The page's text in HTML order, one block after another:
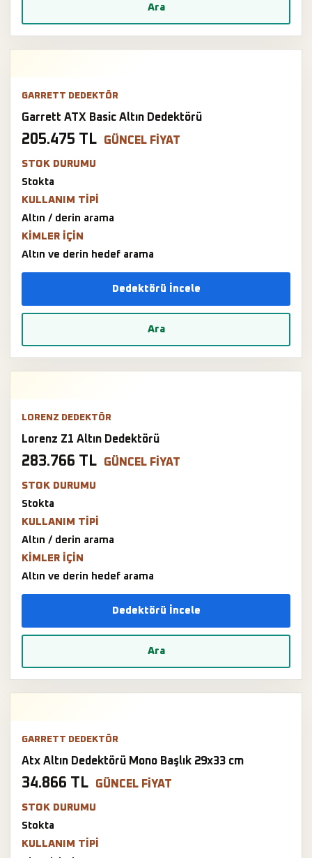
Ara
GARRETT DEDEKTÖR
Garrett ATX Basic Altın Dedektörü
205.475 TL GÜNCEL FIYAT
STOK DURUMU
Stokta
KULLANIM TIPI
Altın / derin arama
KIMLER IÇIN
Altın ve derin hedef arama
Dedektörü İncele
Ara
LORENZ DEDEKTÖR
Lorenz Z1 Altın Dedektörü
283.766 TL GÜNCEL FIYAT
STOK DURUMU
Stokta
KULLANIM TIPI
Altın / derin arama
KIMLER IÇIN
Altın ve derin hedef arama
Dedektörü İncele
Ara
GARRETT DEDEKTÖR
Atx Altın Dedektörü Mono Başlık 29x33 cm
34.866 TL GÜNCEL FIYAT
STOK DURUMU
Stokta
KULLANIM TIPI